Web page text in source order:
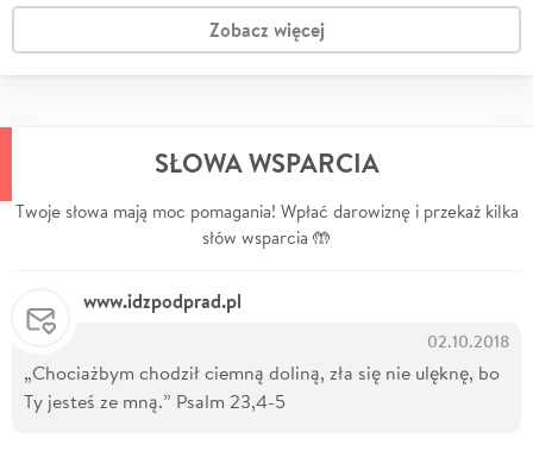
Zobacz więcej
SŁOWA WSPARCIA
Twoje słowa mają moc pomagania! Wpłać darowiznę i przekaż kilka
słów wsparcia 🤲
www.idzpodprad.pl
02.10.2018
„Chociażbym chodził ciemną doliną, zła się nie ulęknę, bo
Ty jesteś ze mną.” Psalm 23,4-5